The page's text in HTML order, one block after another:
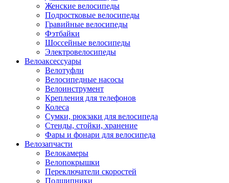
Женские велосипеды
Подростковые велосипеды
Гравийные велосипеды
Фэтбайки
Шоссейные велосипеды
Электровелосипеды
Велоаксессуары
Велотуфли
Велосипедные насосы
Велоинструмент
Крепления для телефонов
Колеса
Сумки, рюкзаки для велосипеда
Стенды, стойки, хранение
Фары и фонари для велосипеда
Велозапчасти
Велокамеры
Велопокрышки
Переключатели скоростей
Подшипники